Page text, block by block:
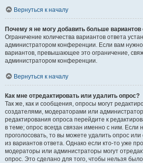
Вернуться к началу
Почему я не могу добавить больше вариантов
Ограничение количества вариантов ответа
администратором конференции. Если вам нужно
вариантов, превышающее это ограничение,
администратором конференции.
Вернуться к началу
Как мне отредактировать или удалить опрос?
Так же, как и сообщения, опросы могут
создателями, модераторами или
редактирования опроса перейдите к
в теме; опрос всегда связан именно с ним. Если
проголосовать, то вы можете удалить опрос
из вариантов ответа. Однако если кто-то уже
модераторы или администраторы могут
опрос. Это сделано для того, чтобы нельзя